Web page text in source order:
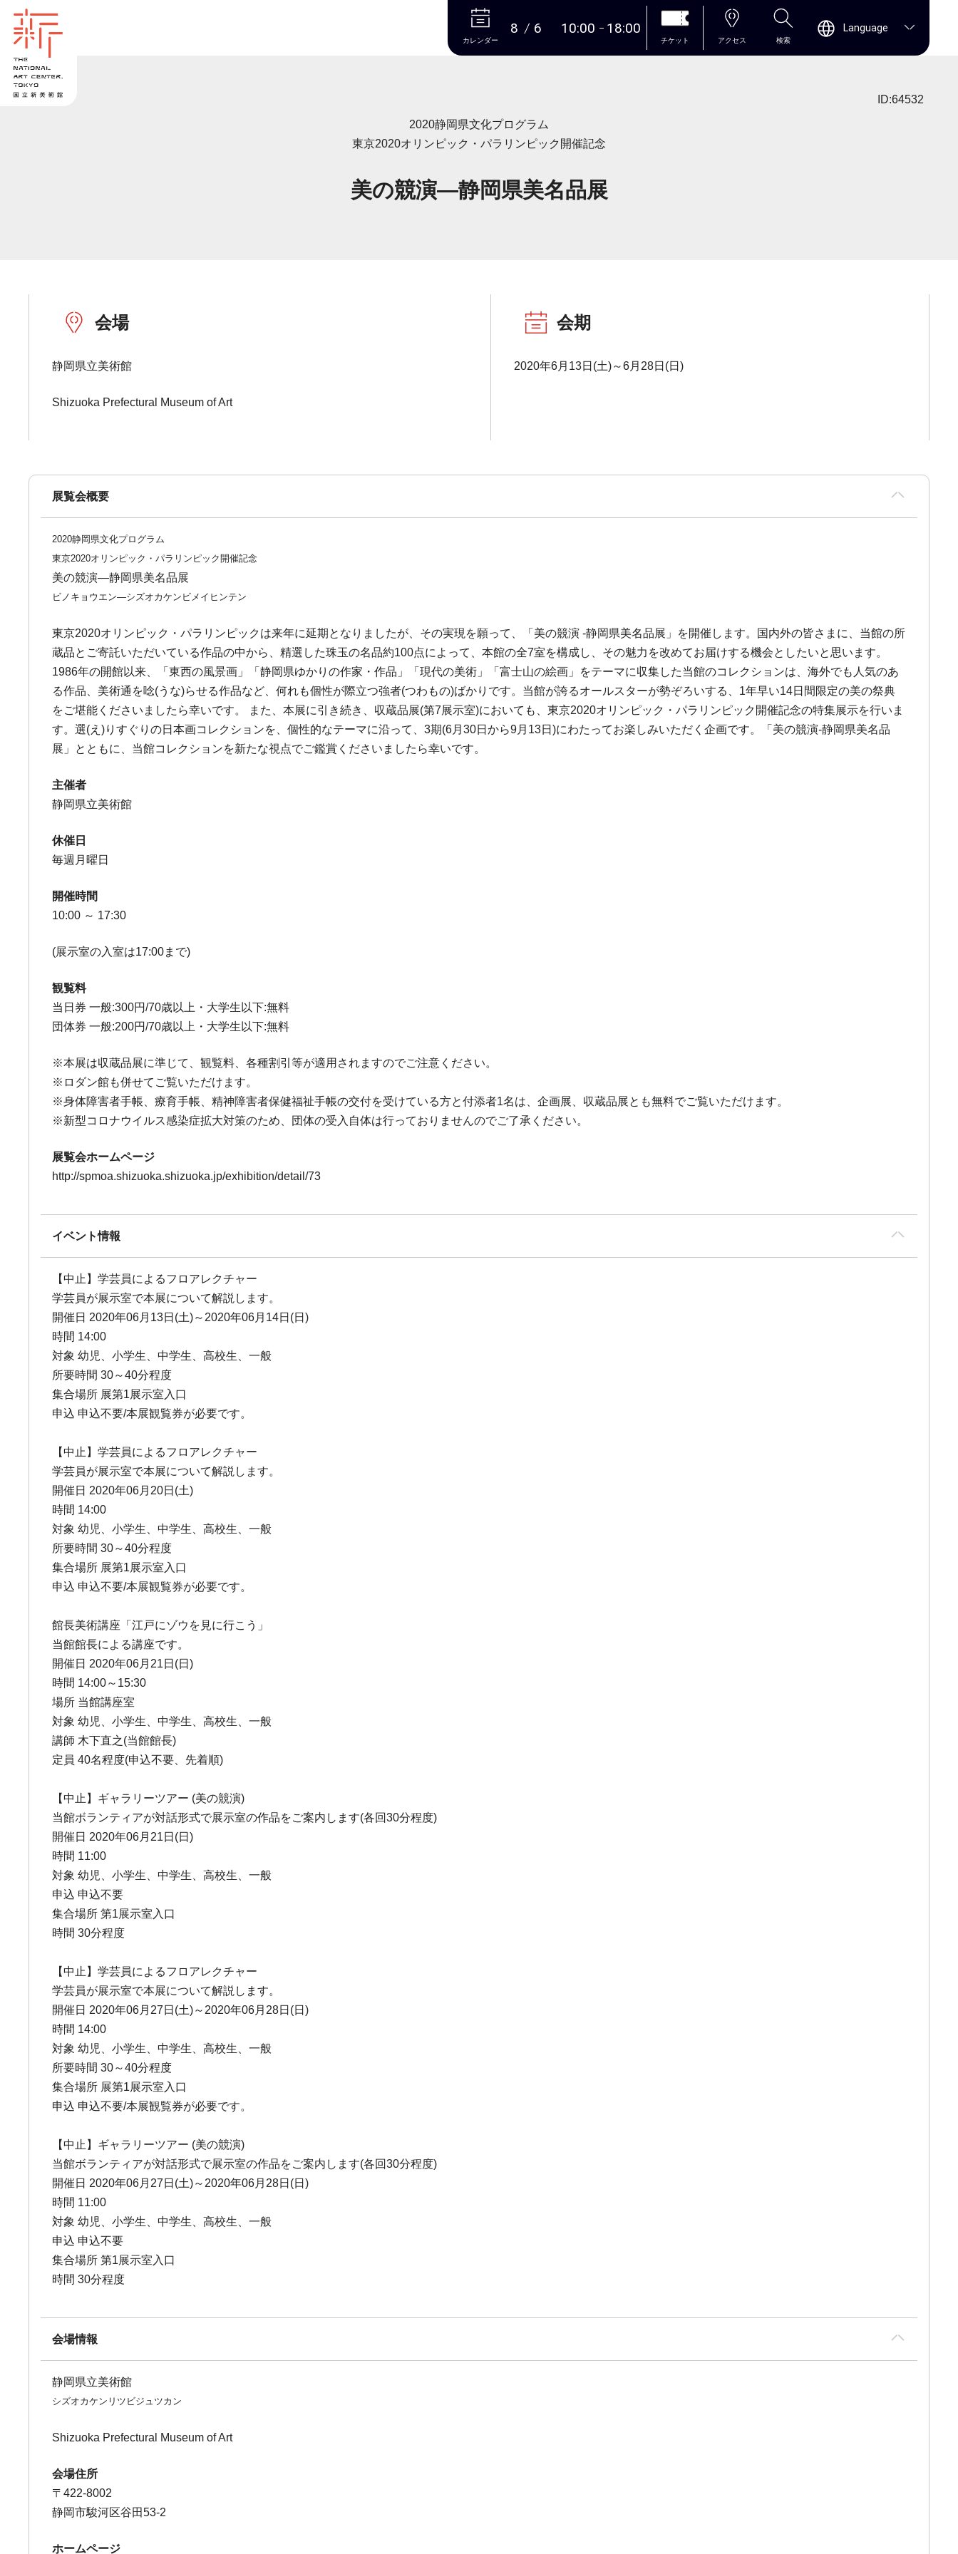
本文へ
カレンダー
8 6 10:00 18:00
チケット アクセス 検索
Language
ID:64532
2020静岡県文化プログラム
東京2020オリンピック・パラリンピック開催記念
美の競演―静岡県美名品展
会場
静岡県立美術館
Shizuoka Prefectural Museum of Art
会期
2020年6月13日(土)～6月28日(日)
展覧会概要
2020静岡県文化プログラム
東京2020オリンピック・パラリンピック開催記念
美の競演―静岡県美名品展
ビノキョウエン―シズオカケンビメイヒンテン
東京2020オリンピック・パラリンピックは来年に延期となりましたが、その実現を願って、「美の競演 -静岡県美名品展」を開催します。国内外の皆さまに、当館の所
蔵品とご寄託いただいている作品の中から、精選した珠玉の名品約100点によって、本館の全7室を構成し、その魅力を改めてお届けする機会としたいと思います。
1986年の開館以来、「東西の風景画」「静岡県ゆかりの作家・作品」「現代の美術」「富士山の絵画」をテーマに収集した当館のコレクションは、海外でも人気のあ
る作品、美術通を唸(うな)らせる作品など、何れも個性が際立つ強者(つわもの)ばかりです。当館が誇るオールスターが勢ぞろいする、1年早い14日間限定の美の祭典
をご堪能くださいましたら幸いです。 また、本展に引き続き、収蔵品展(第7展示室)においても、東京2020オリンピック・パラリンピック開催記念の特集展示を行いま
す。選(え)りすぐりの日本画コレクションを、個性的なテーマに沿って、3期(6月30日から9月13日)にわたってお楽しみいただく企画です。「美の競演-静岡県美名品
展」とともに、当館コレクションを新たな視点でご鑑賞くださいましたら幸いです。
主催者
静岡県立美術館
休催日
毎週月曜日
開催時間
10:00 ～ 17:30
(展示室の入室は17:00まで)
観覧料
当日券 一般:300円/70歳以上・大学生以下:無料
団体券 一般:200円/70歳以上・大学生以下:無料
※本展は収蔵品展に準じて、観覧料、各種割引等が適用されますのでご注意ください。
※ロダン館も併せてご覧いただけます。
※身体障害者手帳、療育手帳、精神障害者保健福祉手帳の交付を受けている方と付添者1名は、企画展、収蔵品展とも無料でご覧いただけます。
※新型コロナウイルス感染症拡大対策のため、団体の受入自体は行っておりませんのでご了承ください。
展覧会ホームページ
http://spmoa.shizuoka.shizuoka.jp/exhibition/detail/73
イベント情報
【中止】学芸員によるフロアレクチャー
学芸員が展示室で本展について解説します。
開催日 2020年06月13日(土)～2020年06月14日(日)
時間 14:00
対象 幼児、小学生、中学生、高校生、一般
所要時間 30～40分程度
集合場所 展第1展示室入口
申込 申込不要/本展観覧券が必要です。
【中止】学芸員によるフロアレクチャー
学芸員が展示室で本展について解説します。
開催日 2020年06月20日(土)
時間 14:00
対象 幼児、小学生、中学生、高校生、一般
所要時間 30～40分程度
集合場所 展第1展示室入口
申込 申込不要/本展観覧券が必要です。
館長美術講座「江戸にゾウを見に行こう」
当館館長による講座です。
開催日 2020年06月21日(日)
時間 14:00～15:30
場所 当館講座室
対象 幼児、小学生、中学生、高校生、一般
講師 木下直之(当館館長)
定員 40名程度(申込不要、先着順)
【中止】ギャラリーツアー (美の競演)
当館ボランティアが対話形式で展示室の作品をご案内します(各回30分程度)
開催日 2020年06月21日(日)
時間 11:00
対象 幼児、小学生、中学生、高校生、一般
申込 申込不要
集合場所 第1展示室入口
時間 30分程度
【中止】学芸員によるフロアレクチャー
学芸員が展示室で本展について解説します。
開催日 2020年06月27日(土)～2020年06月28日(日)
時間 14:00
対象 幼児、小学生、中学生、高校生、一般
所要時間 30～40分程度
集合場所 展第1展示室入口
申込 申込不要/本展観覧券が必要です。
【中止】ギャラリーツアー (美の競演)
当館ボランティアが対話形式で展示室の作品をご案内します(各回30分程度)
開催日 2020年06月27日(土)～2020年06月28日(日)
時間 11:00
対象 幼児、小学生、中学生、高校生、一般
申込 申込不要
集合場所 第1展示室入口
時間 30分程度
会場情報
静岡県立美術館
シズオカケンリツビジュツカン
Shizuoka Prefectural Museum of Art
会場住所
〒422-8002
静岡市駿河区谷田53-2
ホームページ